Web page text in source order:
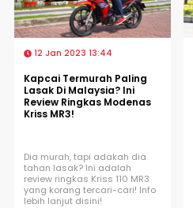
12 Jan 2023 13:44
Kapcai Termurah Paling
Lasak Di Malaysia? Ini
Review Ringkas Modenas
Kriss MR3!
Dia murah, tapi adakah dia
tahan lasak? Ini adalah
review ringkas Kriss 110 MR3
yang korang tercari-cari! Info
lebih lanjut disini!